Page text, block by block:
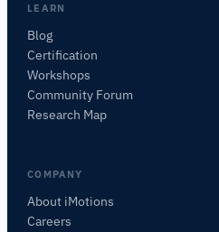
LEARN
Blog
Certification
Workshops
Community Forum
Research Map
COMPANY
About iMotions
Careers
FRAGEN SIE ZU DIESEM ARTIKEL
Diesen Artikel zusammenfassen
Wie könnte ich das anwenden?